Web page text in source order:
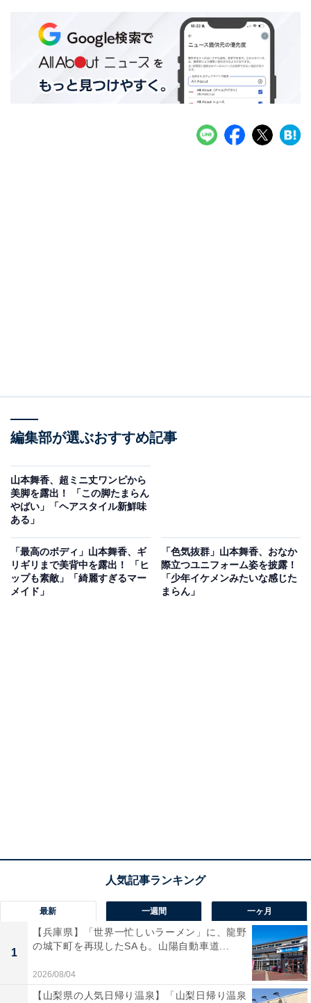
編集部が選ぶおすすめ記事
山本舞香、超ミニ丈ワンピから
美脚を露出！ 「この脚たまらん
やばい」「ヘアスタイル新鮮味
ある」
「最高のボディ」山本舞香、ギ
リギリまで美背中を露出！ 「ヒ
ップも素敵」「綺麗すぎるマー
メイド」
「色気抜群」山本舞香、おなか
際立つユニフォーム姿を披露！
「少年イケメンみたいな感じた
まらん」
最新 一週間 一ヶ月
1
【兵庫県】「世界一忙しいラーメン」に、龍野
の城下町を再現したSAも。山陽自動車道...
2026/08/04
【山梨県の人気日帰り温泉】「山梨日帰り温泉